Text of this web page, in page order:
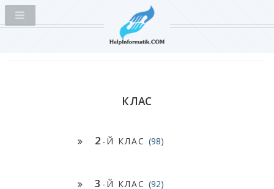
КЛАС
2 -Й КЛАС (98)
3 -Й КЛАС (92)